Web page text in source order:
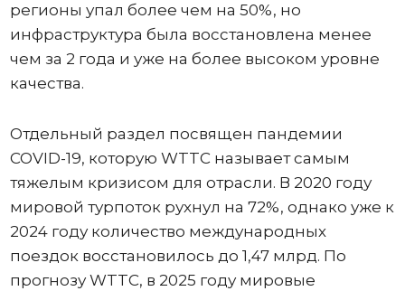
регионы упал более чем на 50%, но
инфраструктура была восстановлена менее
чем за 2 года и уже на более высоком уровне
качества.
Отдельный раздел посвящен пандемии
COVID-19, которую WTTC называет самым
тяжелым кризисом для отрасли. В 2020 году
мировой турпоток рухнул на 72%, однако уже к
2024 году количество международных
поездок восстановилось до 1,47 млрд. По
прогнозу WTTC, в 2025 году мировые